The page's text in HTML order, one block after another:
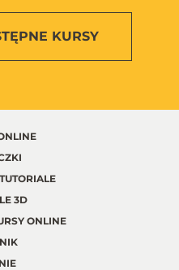
KURSY
3D
ONLINE